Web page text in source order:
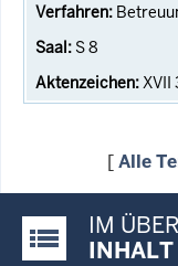
S 8
XVII
[Alle
Justiz-Portal
IM
INHALT